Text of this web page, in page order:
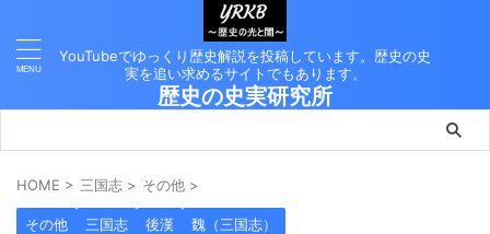
YouTubeでゆっくり歴史解説を投稿しています。歴史の史
実を追い求めるサイトでもあります。
歴史の史実研究所
HOME > 三国志 > その他 >
その他 三国志 後漢 魏（三国志）